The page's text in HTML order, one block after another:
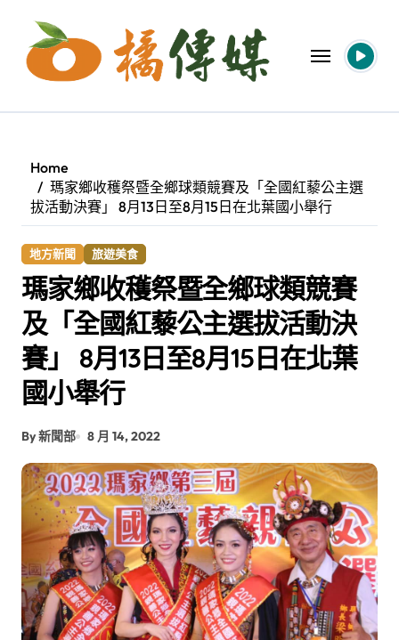
content
Home
瑪家鄉收穫祭暨全鄉球類競賽及「全國紅藜公主選
拔活動決賽」 8月13日至8月15日在北葉國小舉行
地方新聞 旅遊美食
瑪家鄉收穫祭暨全鄉球類競賽
及「全國紅藜公主選拔活動決
賽」 8月13日至8月15日在北葉
國小舉行
By 新聞部 8 月 14, 2022